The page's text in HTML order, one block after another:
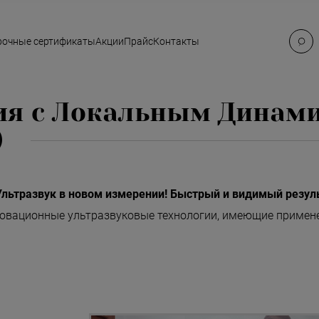
с Локальным
в новом измерении! Быстрый и видимый
ультразвуковые технологии, имеющие
сертификатыАкцииПрайсКонтакты